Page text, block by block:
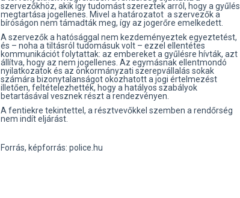
szervezőkhöz, akik így tudomást szereztek arról, hogy a gyűlés
megtartása jogellenes. Mivel a határozatot a szervezők a
bíróságon nem támadták meg, így az jogerőre emelkedett.
A szervezők a hatósággal nem kezdeményeztek egyeztetést,
és – noha a tiltásról tudomásuk volt – ezzel ellentétes
kommunikációt folytattak: az embereket a gyűlésre hívták, azt
állítva, hogy az nem jogellenes. Az egymásnak ellentmondó
nyilatkozatok és az önkormányzati szerepvállalás sokak
számára bizonytalanságot okozhatott a jogi értelmezést
illetően, feltételezhették, hogy a hatályos szabályok
betartásával vesznek részt a rendezvényen.
A fentiekre tekintettel, a résztvevőkkel szemben a rendőrség
nem indít eljárást.
Forrás, képforrás: police.hu